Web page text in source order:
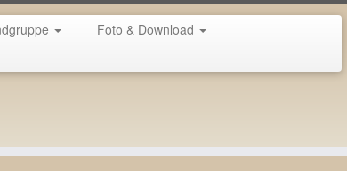
Foto & Download